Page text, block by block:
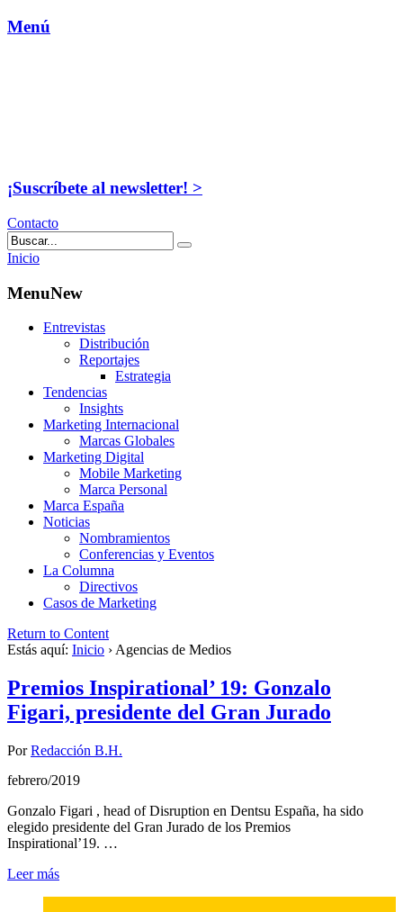
Menú
¡Suscríbete al newsletter! >
Contacto
Inicio
MenuNew
Entrevistas
Distribución
Reportajes
Estrategia
Tendencias
Insights
Marketing Internacional
Marcas Globales
Marketing Digital
Mobile Marketing
Marca Personal
Marca España
Noticias
Nombramientos
Conferencias y Eventos
La Columna
Directivos
Casos de Marketing
Return to Content
Estás aquí: Inicio › Agencias de Medios
Premios Inspirational’ 19: Gonzalo
Figari, presidente del Gran Jurado
PorRedacción B.H.
febrero/2019
Gonzalo Figari , head of Disruption en Dentsu España, ha sido
elegido presidente del Gran Jurado de los Premios
Inspirational’19. …
Leer más